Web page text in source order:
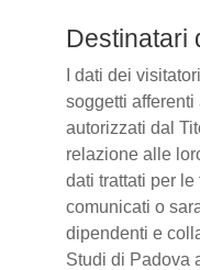
Destinatari
I dati dei
soggetti afferenti
autorizzati dal
relazione alle
dati trattati per
comunicati o
dipendenti e
Studi di Padova